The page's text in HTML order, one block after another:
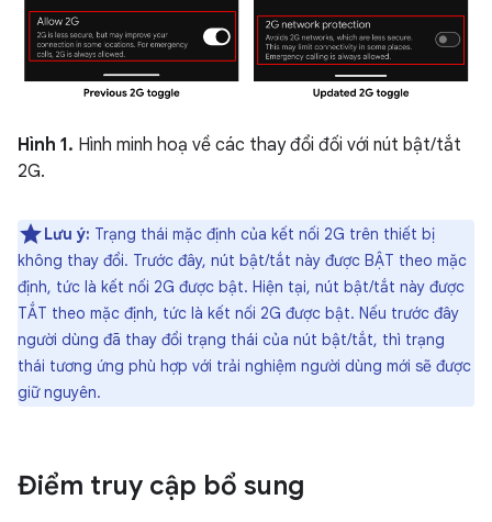
Hình 1. Hình minh hoạ về các thay đổi đối với nút bật/tắt
2G.
Lưu ý: Trạng thái mặc định của kết nối 2G trên thiết bị
không thay đổi. Trước đây, nút bật/tắt này được BẬT theo mặc
định, tức là kết nối 2G được bật. Hiện tại, nút bật/tắt này được
TẮT theo mặc định, tức là kết nối 2G được bật. Nếu trước đây
người dùng đã thay đổi trạng thái của nút bật/tắt, thì trạng
thái tương ứng phù hợp với trải nghiệm người dùng mới sẽ được
giữ nguyên.
Điểm truy cập bổ sung